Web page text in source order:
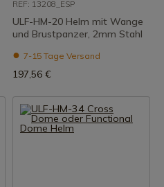
REF: 13208_ESP
ULF-HM-20 Helm mit Wange
und Brustpanzer, 2mm Stahl
7-15 Tage Versand
197,56 €